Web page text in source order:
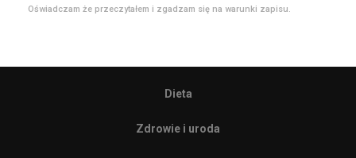
Oświadczam że przeczytałem i zgadzam się na warunki zapisu.
Dieta
Zdrowie i uroda